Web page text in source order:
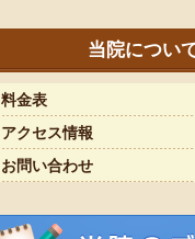
当院につい
料金表
アクセス情報
お問い合わせ